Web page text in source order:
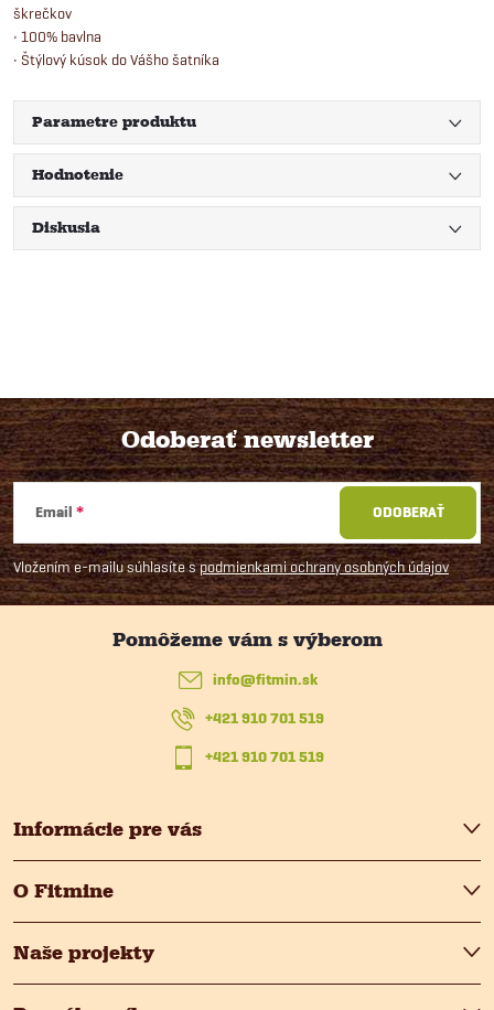
škrečkov
• 100% bavlna
• Štýlový kúsok do Vášho šatníka
Parametre produktu
Hodnotenie
Diskusia
Z
á
p
e
Odoberať newsletter
Email
Vložením e-mailu súhlasíte spodmienkami ochrany osobných údajov
ODOBERAŤ
Informácie pre vás
O Fitmine
Naše projekty
info@fitmin.sk
+421 910 701 519
+421 910 701 519